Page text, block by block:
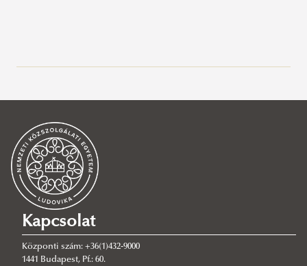
A Kar vezetése
Szervezet
Dékáni Hivatal
Oktatási szervezeti egységek
VTK ügyrendje
Könyvtár
A Kar története
ALUMNI
Kapcsolat
Központi szám: +36(1)432-9000
1441 Budapest, Pf.: 60.